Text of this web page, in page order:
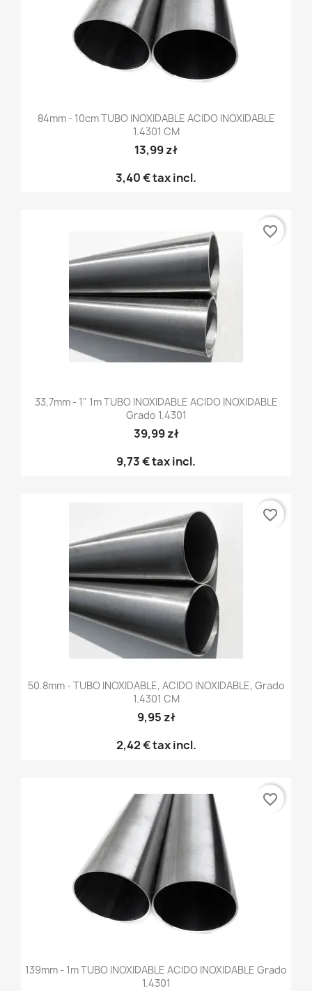
84mm - 10cm TUBO INOXIDABLE ACIDO INOXIDABLE
1.4301 CM
13,99 zł
3,40 €tax incl.
33,7mm - 1" 1m TUBO INOXIDABLE ACIDO INOXIDABLE
Grado 1.4301
39,99 zł
9,73 €tax incl.
favorite_border
50.8mm - TUBO INOXIDABLE, ACIDO INOXIDABLE, Grado
1.4301 CM
9,95 zł
2,42 €tax incl.
favorite_border
139mm - 1m TUBO INOXIDABLE ACIDO INOXIDABLE Grado
1.4301
favorite_border